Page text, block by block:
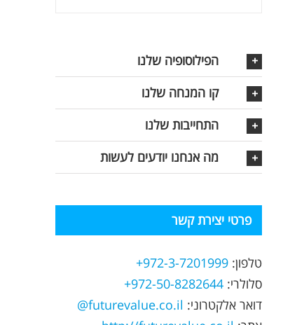
הפילוסופיה שלנו
קו המנחה שלנו
התחייבות שלנו
מה אנחנו יודעים לעשות
פרטי יצירת קשר
טלפון: 972-3-7201999+
סלולרי: 972-50-8282644+
דואר אלקטרוני: futurevalue.co.il@